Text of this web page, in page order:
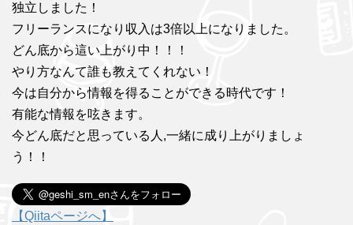
独立しました！
フリーランスになり収入は3倍以上になりました。
どん底から這い上がり中！！！
やり方なんて誰も教えてくれない！
今は自分から情報を得ることができる時代です！
有能な情報を呟きます。
今どん底だと思っている人,一緒に成り上がりましょ
う！！
【Qiitaページへ】